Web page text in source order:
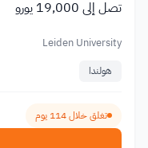
تصل إلى 19,000 يورو
Leiden University
هولندا
تغلق خلال 114 يوم